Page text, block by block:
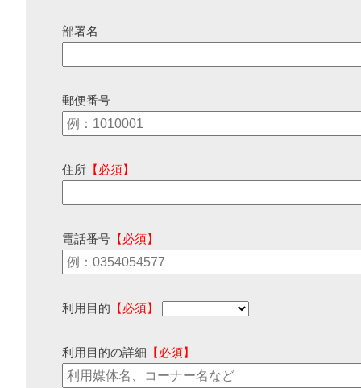
部署名
郵便番号
住所 【必須】
電話番号 【必須】
利用目的 【必須】
利用目的の詳細 【必須】